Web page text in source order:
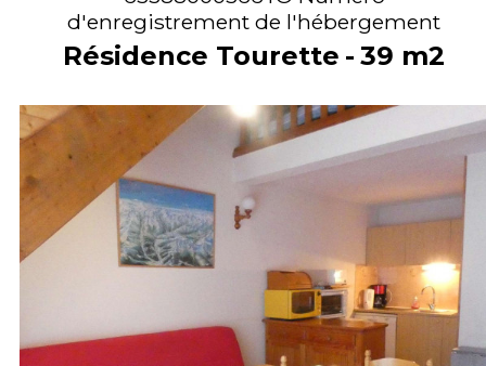
d'enregistrement de l'hébergement
Résidence Tourette 39 m2